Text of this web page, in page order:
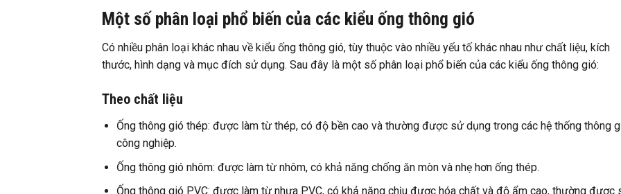
Một số phân loại phổ biến của các kiểu ống thông gió
Có nhiều phân loại khác nhau về kiểu ống thông gió, tùy thuộc vào nhiều yếu tố khác nhau như chất liệu, kích
thước, hình dạng và mục đích sử dụng. Sau đây là một số phân loại phổ biến của các kiểu ống thông gió:
Theo chất liệu
Ống thông gió thép: được làm từ thép, có độ bền cao và thường được sử dụng trong các hệ thống thông
công nghiệp.
Ống thông gió nhôm: được làm từ nhôm, có khả năng chống ăn mòn và nhẹ hơn ống thép.
Ống thông gió PVC: được làm từ nhựa PVC, có khả năng chịu được hóa chất và độ ẩm cao, thường được